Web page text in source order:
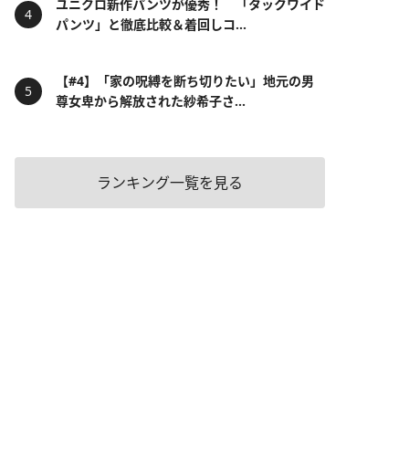
ユニクロ新作パンツが優秀！ 「タックワイド
パンツ」と徹底比較＆着回しコ...
【#4】「家の呪縛を断ち切りたい」地元の男
尊女卑から解放された紗希子さ...
ランキング一覧を見る